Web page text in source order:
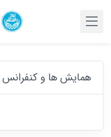
همایش ها و کنفرانس